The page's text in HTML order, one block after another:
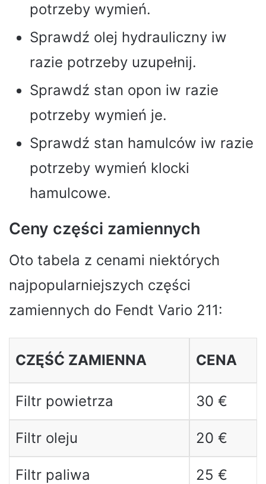
potrzeby wymień.
Sprawdź olej hydrauliczny iw
razie potrzeby uzupełnij.
Sprawdź stan opon iw razie
potrzeby wymień je.
Sprawdź stan hamulców iw razie
potrzeby wymień klocki
hamulcowe.
Ceny części zamiennych
Oto tabela z cenami niektórych
najpopularniejszych części
zamiennych do Fendt Vario 211:
CZĘŚĆ ZAMIENNA CENA
Filtr powietrza 30 €
Filtr oleju 20 €
Filtr paliwa 25 €